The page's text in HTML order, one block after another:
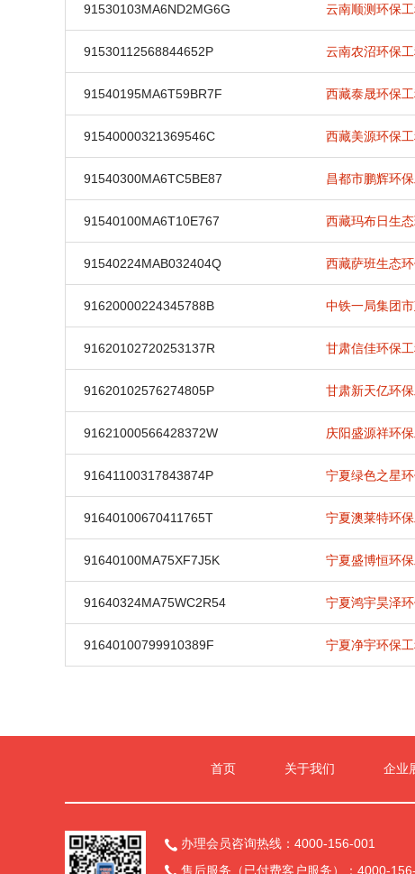
91530103MA6ND2MG6G 云南顺测环保
91530112568844652P 云南农沼环保
91540195MA6T59BR7F 西藏泰晟环保
91540000321369546C 西藏美源环保
91540300MA6TC5BE87 昌都市鹏辉环
91540100MA6T10E767 西藏玛布日生
91540224MAB032404Q 西藏萨班生态
91620000224345788B 中铁一局集团
91620102720253137R 甘肃信佳环保
91620102576274805P 甘肃新天亿环
91621000566428372W 庆阳盛源祥环
91641100317843874P 宁夏绿色之星
91640100670411765T 宁夏澳莱特环
91640100MA75XF7J5K 宁夏盛博恒环
91640324MA75WC2R54 宁夏鸿宇昊泽
91640100799910389F 宁夏净宇环保
首页 关于我们 企业
 办理会员咨询热线：4000-156-001
 售后服务（已付费客户服务）：4000-